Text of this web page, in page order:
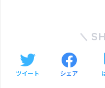
ツイート シェア